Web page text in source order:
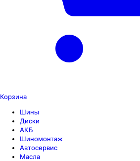
Корзина
Шины
Диски
АКБ
Шиномонтаж
Автосервис
Масла